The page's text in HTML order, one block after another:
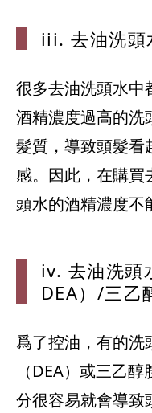
iii. 去油洗頭
很多去油洗頭水中
酒精濃度過高的洗
髮質，導致頭髮看
感。因此，在購買
頭水的酒精濃度不
iv. 去油洗頭
DEA）/三乙
爲了控油，有的洗
（DEA）或三乙
分很容易就會導致